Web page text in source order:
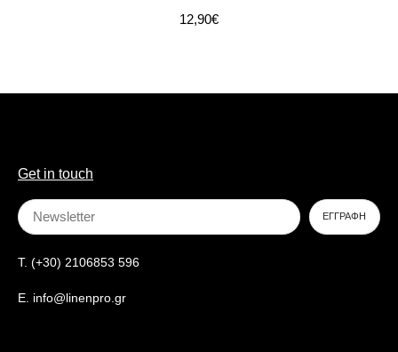
12,90€
Get in touch
T. (+30) 2106853 596
E. info@linenpro.gr